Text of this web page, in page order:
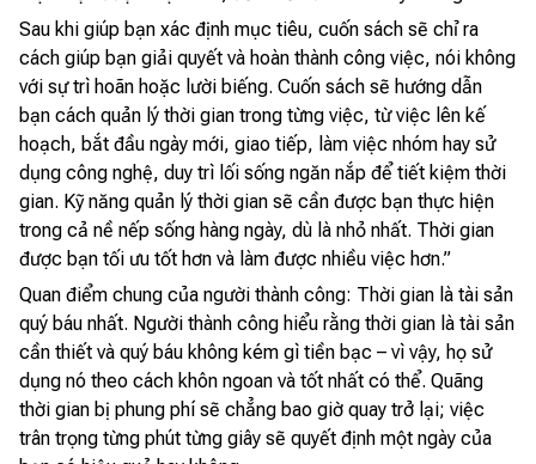
Sau khi giúp bạn xác định mục tiêu, cuốn sách sẽ chỉ ra
cách giúp bạn giải quyết và hoàn thành công việc, nói không
với sự trì hoãn hoặc lười biếng. Cuốn sách sẽ hướng dẫn
bạn cách quản lý thời gian trong từng việc, từ việc lên kế
hoạch, bắt đầu ngày mới, giao tiếp, làm việc nhóm hay sử
dụng công nghệ, duy trì lối sống ngăn nắp để tiết kiệm thời
gian. Kỹ năng quản lý thời gian sẽ cần được bạn thực hiện
trong cả nề nếp sống hàng ngày, dù là nhỏ nhất. Thời gian
được bạn tối ưu tốt hơn và làm được nhiều việc hơn.”
Quan điểm chung của người thành công: Thời gian là tài sản
quý báu nhất. Người thành công hiểu rằng thời gian là tài sản
cần thiết và quý báu không kém gì tiền bạc – vì vậy, họ sử
dụng nó theo cách khôn ngoan và tốt nhất có thể. Quãng
thời gian bị phung phí sẽ chẳng bao giờ quay trở lại; việc
trân trọng từng phút từng giây sẽ quyết định một ngày của